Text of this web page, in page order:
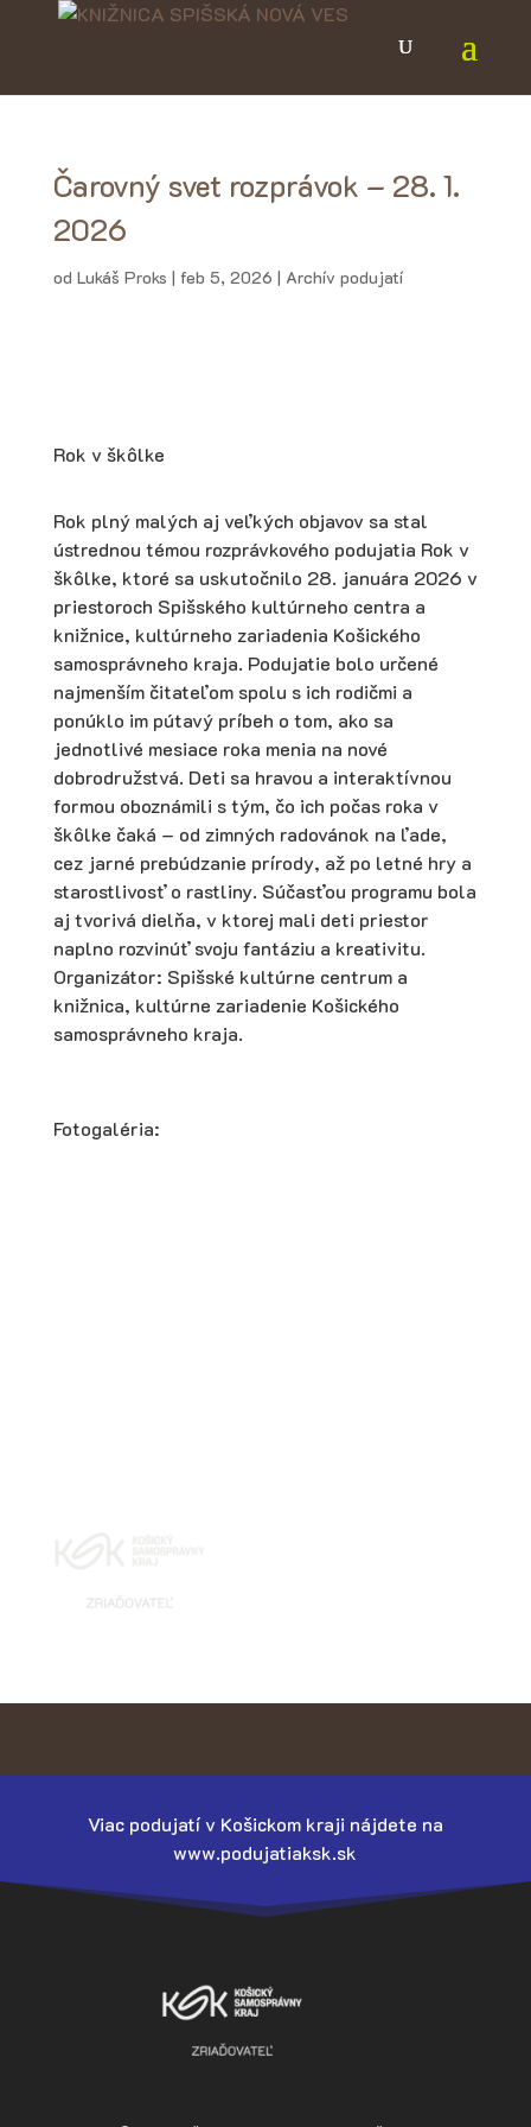
Čarovný svet rozprávok – 28. 1.
2026
od Lukáš Proks | feb 5, 2026 | Archív podujatí
Rok v škôlke
Rok plný malých aj veľkých objavov sa stal
ústrednou témou rozprávkového podujatia Rok v
škôlke, ktoré sa uskutočnilo 28. januára 2026 v
priestoroch Spišského kultúrneho centra a
knižnice, kultúrneho zariadenia Košického
samosprávneho kraja. Podujatie bolo určené
najmenším čitateľom spolu s ich rodičmi a
ponúklo im pútavý príbeh o tom, ako sa
jednotlivé mesiace roka menia na nové
dobrodružstvá. Deti sa hravou a interaktívnou
formou oboznámili s tým, čo ich počas roka v
škôlke čaká – od zimných radovánok na ľade,
cez jarné prebúdzanie prírody, až po letné hry a
starostlivosť o rastliny. Súčasťou programu bola
aj tvorivá dielňa, v ktorej mali deti priestor
naplno rozvinúť svoju fantáziu a kreativitu.
Organizátor: Spišské kultúrne centrum a
knižnica, kultúrne zariadenie Košického
samosprávneho kraja.
Fotogaléria:
Viac podujatí v Košickom kraji nájdete na
www.podujatiaksk.sk